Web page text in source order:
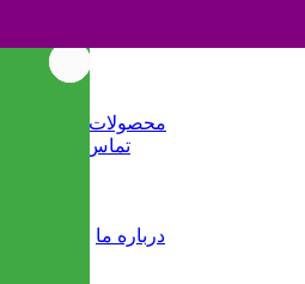
محصولات جدید
تماس با ما
درباره ما